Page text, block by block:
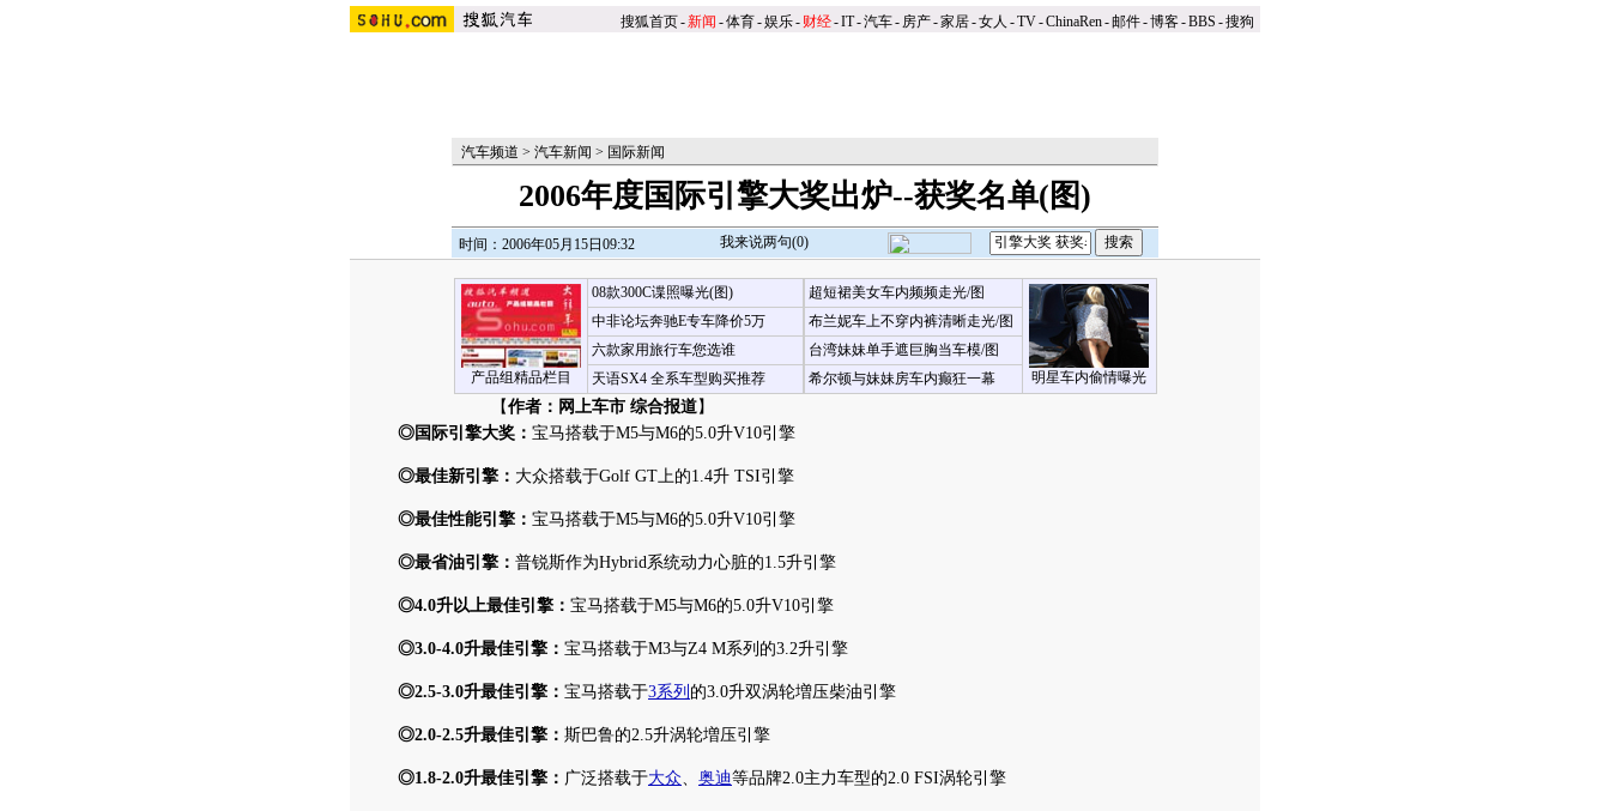
搜狐首页-新闻 -体育-娱乐- 财经-IT-汽车- 房产-家居-女人 -TV-ChinaRen-邮件-博客-BBS -搜狗
汽车频道 > 汽车新闻 > 国际新闻
2006年度国际引擎大奖出炉--获奖名单(图)
时间：2006年05月15日09:32 我来说两句(0)
产品组精品栏目
08款300C谍照曝光(图)
中非论坛奔驰E专车降价5万
六款家用旅行车您选谁
天语SX4 全系车型购买推荐
超短裙美女车内频频走光/图
明星车内偷情曝光
布兰妮车上不穿内裤清晰走光/图
台湾妹妹单手遮巨胸当车模/图
希尔顿与妹妹房车内癫狂一幕
【作者：网上车市 综合报道】
◎国际引擎大奖： 宝马搭载于M5与M6的5.0升V10引擎
◎最佳新引擎： 大众搭载于Golf GT上的1.4升 TSI引擎
◎最佳性能引擎： 宝马搭载于M5与M6的5.0升V10引擎
◎最省油引擎： 普锐斯作为Hybrid系统动力心脏的1.5升引擎
◎4.0升以上最佳引擎： 宝马搭载于M5与M6的5.0升V10引擎
◎3.0-4.0升最佳引擎： 宝马搭载于M3与Z4 M系列的3.2升引擎
◎2.5-3.0升最佳引擎： 宝马搭载于3系列 的3.0升双涡轮増压柴油引擎
◎2.0-2.5升最佳引擎： 斯巴鲁的2.5升涡轮増压引擎
◎1.8-2.0升最佳引擎： 广泛搭载于大众、 奥迪等品牌2.0主力车型的2.0 FSI涡轮引擎